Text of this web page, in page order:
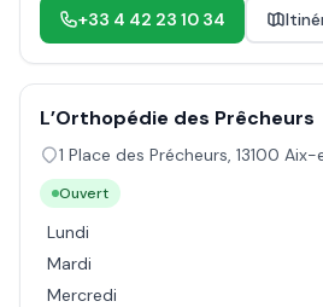
+33 4 42 23 10 34
L’Orthopédie des Prêcheurs
1 Place des Précheurs, 13100 Aix-
Ouvert
Lundi
Mardi
Mercredi